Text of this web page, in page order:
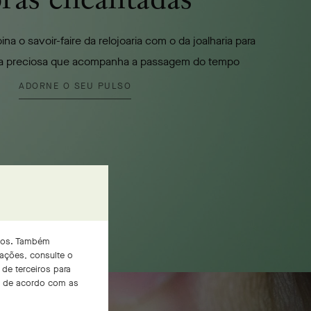
o savoir-faire da relojoaria com o da joalharia para
preciosa que acompanha a passagem do tempo
ADORNE O SEU PULSO
Também
consulte o
terceiros para
de acordo com as